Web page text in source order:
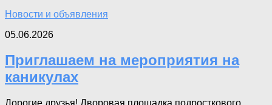
Новости и объявления
05.06.2026
Приглашаем на мероприятия на
каникулах